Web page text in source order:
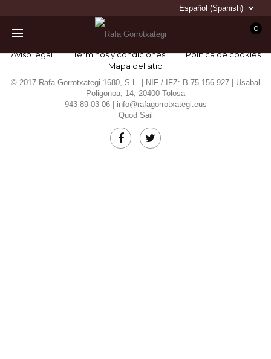
0
Aviso legal Términos y condiciones
Política de cookies
Mapa del sitio
© 2017 Rafa Gorrotxategi 1680, S.L. | NIF / IFZ: B-75.156.927 | Usabal
Poligonoa, 14, 20400 Tolosa
943 89 03 06 | info@rafagorrotxategi.eus
Quod Sail